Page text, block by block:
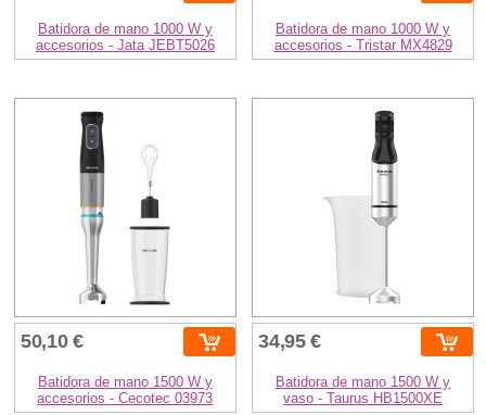
Batidora de mano 1000 W y
accesorios - Jata JEBT5026
Batidora de mano 1000 W y
accesorios - Tristar MX4829
50,10 €
Batidora de mano 1500 W y
accesorios - Cecotec 03973
34,95 €
Batidora de mano 1500 W y
vaso - Taurus HB1500XE